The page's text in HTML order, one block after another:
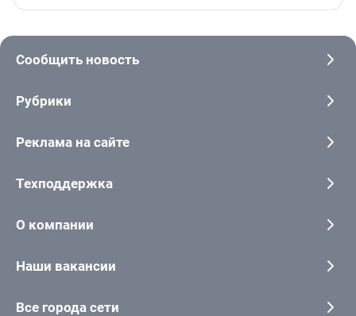
Сообщить новость
Рубрики
Реклама на сайте
Техподдержка
О компании
Наши вакансии
Все города сети